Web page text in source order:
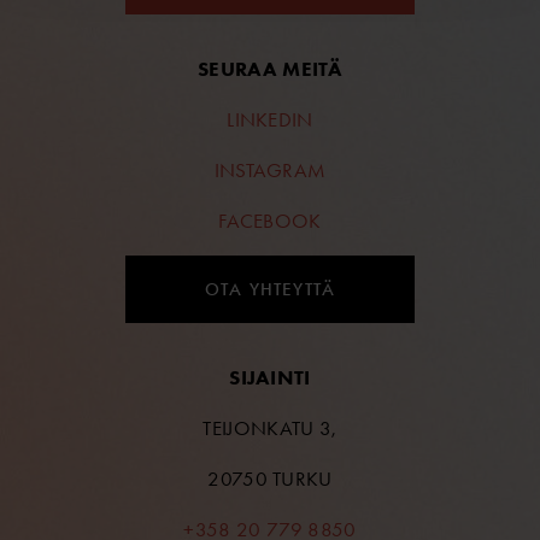
SEURAA MEITÄ
LINKEDIN
INSTAGRAM
FACEBOOK
OTA YHTEYTTÄ
SIJAINTI
TEIJONKATU 3,
20750 TURKU
+358 20 779 8850